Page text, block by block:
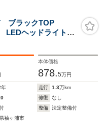
ブラックTOP
ヘッドライト
ザーシート アッ
フロントシート
本体価格
878.5万円
年 走行 1.3万km
修復
なし
整備
法定整備付
袖ヶ浦市